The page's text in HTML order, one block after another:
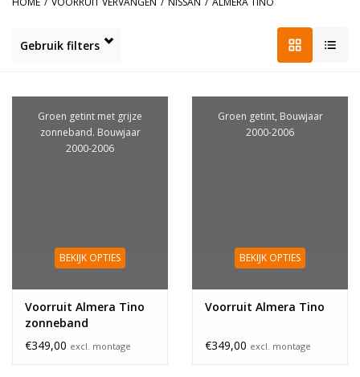
Gebruik filters
Groen getint met grijze
zonneband. Bouwjaar
2000-2006
BEKIJK OPTIES
Voorruit Almera Tino
zonneband
€349,00 excl. montage
Groen getint, Bouwjaar
2000-2006
BEKIJK OPTIES
Voorruit Almera Tino
€349,00 excl. montage